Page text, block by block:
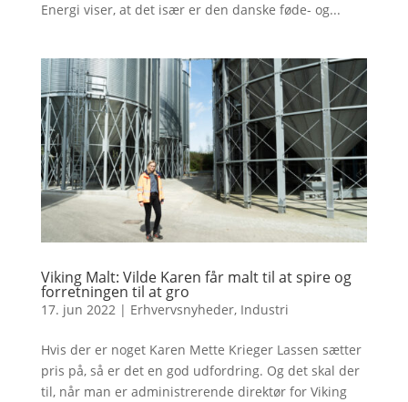
Energi viser, at det især er den danske føde- og...
Viking Malt: Vilde Karen får malt til at spire og
forretningen til at gro
17. jun 2022 | Erhvervsnyheder, Industri
Hvis der er noget Karen Mette Krieger Lassen sætter
pris på, så er det en god udfordring. Og det skal der
til, når man er administrerende direktør for Viking